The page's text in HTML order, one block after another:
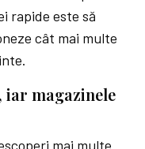
rapide este să
cât mai multe
iar magazinele
mai multe